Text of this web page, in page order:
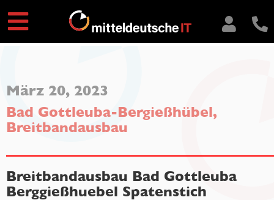
März 20, 2023
Bad Gottleuba-Bergießhübel,
Breitbandausbau
Breitbandausbau Bad Gottleuba
Berggießhuebel Spatenstich